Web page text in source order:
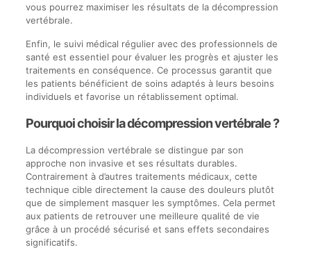
vous pourrez maximiser les résultats de la décompression
vertébrale.
Enfin, le suivi médical régulier avec des professionnels de
santé est essentiel pour évaluer les progrès et ajuster les
traitements en conséquence. Ce processus garantit que
les patients bénéficient de soins adaptés à leurs besoins
individuels et favorise un rétablissement optimal.
Pourquoi choisir la décompression vertébrale ?
La décompression vertébrale se distingue par son
approche non invasive et ses résultats durables.
Contrairement à d’autres traitements médicaux, cette
technique cible directement la cause des douleurs plutôt
que de simplement masquer les symptômes. Cela permet
aux patients de retrouver une meilleure qualité de vie
grâce à un procédé sécurisé et sans effets secondaires
significatifs.